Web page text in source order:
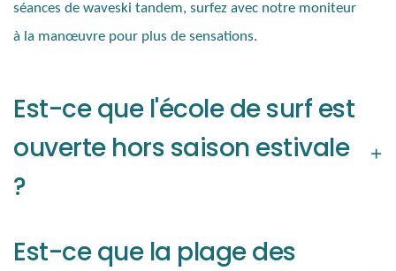
séances de waveski tandem, surfez avec notre moniteur
à la manœuvre pour plus de sensations.
Est-ce que l'école de surf est
ouverte hors saison estivale
?
Est-ce que la plage des